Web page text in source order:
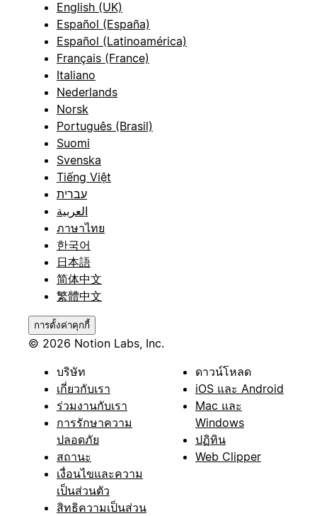
English (UK)
Español (España)
Español (Latinoamérica)
Français (France)
Italiano
Nederlands
Norsk
Português (Brasil)
Suomi
Svenska
Tiếng Việt
עברית
العربية
ภาษาไทย
한국어
日本語
简体中文
繁體中文
การตั้งค่าคุกกี้
© 2026 Notion Labs, Inc.
บริษัท
เกี่ยวกับเรา
ร่วมงานกับเรา
การรักษาความ
ปลอดภัย
สถานะ
เงื่อนไขและความ
เป็นส่วนตัว
สิทธิความเป็นส่วน
ดาวน์โหลด
iOS และ Android
Mac และ
Windows
ปฏิทิน
Web Clipper